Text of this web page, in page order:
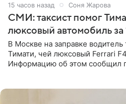
15 часов назад Соня Жарова
СМИ: таксист помог
люксовый автомобиль за
В Москве на заправке
Тимати, чей люксовый Ferrari
Информацию об этом сообщил